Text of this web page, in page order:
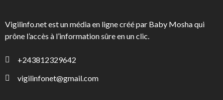
Vigilinfo.net est un média en ligne créé par Baby Mosha qui
prône l’accès à l’information sûre en un clic.
+243812329642
vigilinfonet@gmail.com